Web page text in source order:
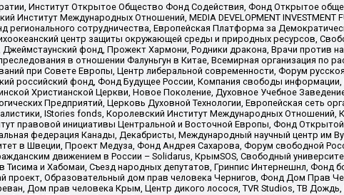
Институт Открытое Общество Фонд Содействия, Фонд Открытое
Институт Международных Отношений, MEDIA DEVELOPMENT
регионального сотрудничества, Европейская Платформа за
центр защиты окружающей среды и природных ресурсов,
фонд, Прожект Хармони, Родники дракона, Врачи против
в отношении Фалуньгун в Китае, Всемирная организация по
при Совете Европы, Центр либеральной современности, Форум
российский фонд, Фонд Будущее России, Компания свободы
Христианской Церкви, Новое Поколение, Духовное Учебное
Предприятий, Церковь Духовной Технологии, Европейская
IStories fonds, Королевский Институт Международных
правовой инициативы Центральной и Восточной Европы, Фонд
федерация Канады, Декабристы, Международный научный центр им
в Швеции, Проект Медуза, Фонд Андрея Сахарова, Форум свободной
движением в России – Solidarus, КрымSOS, Свободный
и Хабомаи, Съезд народных депутатов, Гринпис Интернешнл, Фонд
проект, Образовательный дом прав человека Чернигов, Фонд Дом Прав
Дом прав человека Крым, Центр дикого лосося, TVR Studios, ТВ